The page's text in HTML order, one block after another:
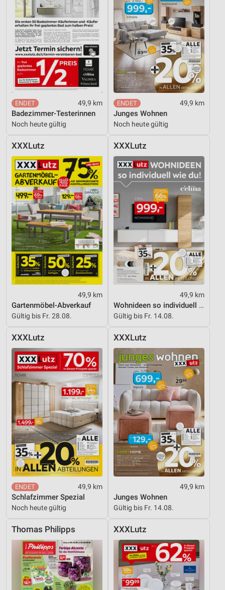
49,9 km
Badezimmer-Testerinnen
Noch heute gültig
49,9 km
Junges Wohnen
Noch heute gültig
XXXLutz
49,9 km
Gartenmöbel-Abverkauf
Gültig bis Fr. 28.08.
XXXLutz
49,9 km
Wohnideen so individuell wie du!
Gültig bis Fr. 14.08.
XXXLutz
49,9 km
Schlafzimmer Spezial
Noch heute gültig
XXXLutz
49,9 km
Junges Wohnen
Gültig bis Fr. 14.08.
Thomas Philipps XXXLutz